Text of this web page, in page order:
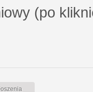
(po